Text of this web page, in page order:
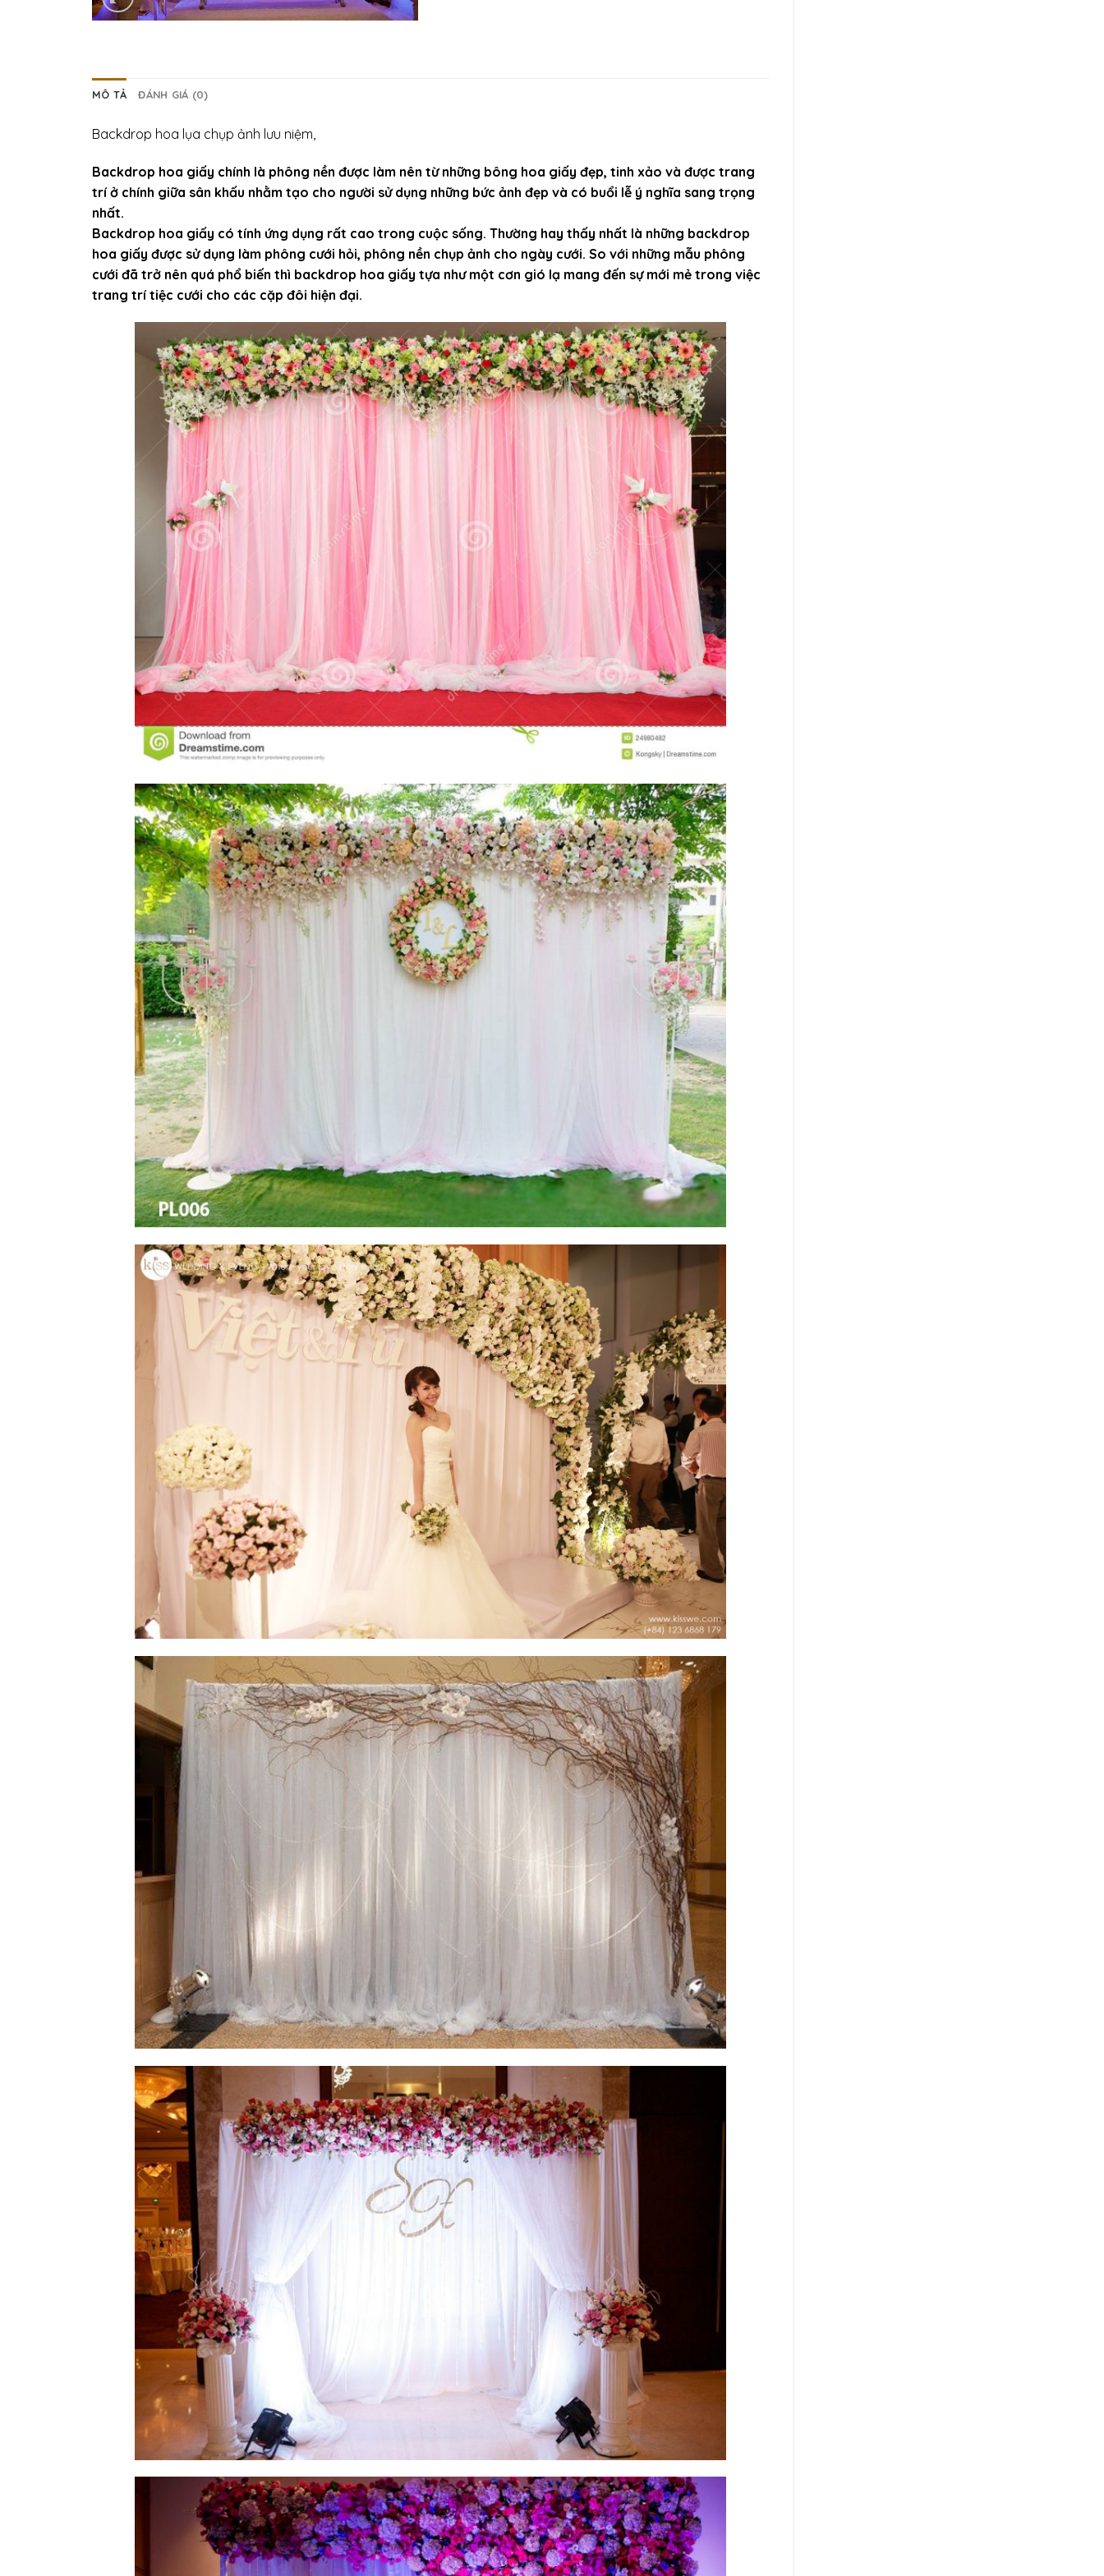
MÔ TẢ ĐÁNH GIÁ (0)
Backdrop hoa lụa chụp ảnh lưu niệm,
Backdrop hoa giấy chính là phông nền được làm nên từ những bông hoa giấy đẹp, tinh xảo và được trang
trí ở chính giữa sân khấu nhằm tạo cho người sử dụng những bức ảnh đẹp và có buổi lễ ý nghĩa sang trọng
nhất.
Backdrop hoa giấy có tính ứng dụng rất cao trong cuộc sống. Thường hay thấy nhất là những backdrop
hoa giấy được sử dụng làm phông cưới hỏi, phông nền chụp ảnh cho ngày cưới. So với những mẫu phông
cưới đã trở nên quá phổ biến thì backdrop hoa giấy tựa như một cơn gió lạ mang đến sự mới mẻ trong việc
trang trí tiệc cưới cho các cặp đôi hiện đại.